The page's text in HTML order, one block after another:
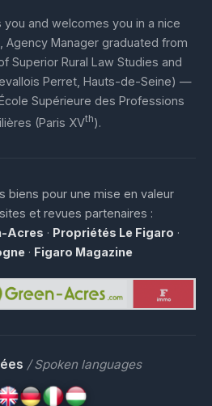
and welcomes you in a nice
, Agency Manager graduated from
Superior Rural Law Studies and
Perret, Hauts-de-Seine) —
Supérieure des Professions
(Paris XVth).
biens pour une mise en valeur
et revues partenaires :
Acres · Propriétés Le Figaro ·
· Figaro Magazine
/ Spoken languages